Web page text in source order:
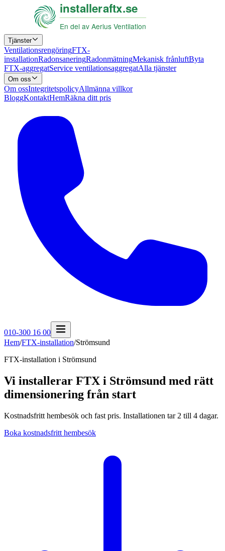
Tjänster
VentilationsrengöringFTX-
installationRadonsaneringRadonmätningMekanisk frånluftByta
FTX-aggregatService ventilationsaggregatAlla tjänster
Om oss
Om ossIntegritetspolicyAllmänna villkor
BloggKontaktHemRäkna ditt pris
010-300 16 00
Hem/FTX-installation/Strömsund
FTX-installation i Strömsund
Vi installerar FTX i Strömsund med rätt
dimensionering från start
Kostnadsfritt hembesök och fast pris. Installationen tar 2 till 4 dagar.
Boka kostnadsfritt hembesök